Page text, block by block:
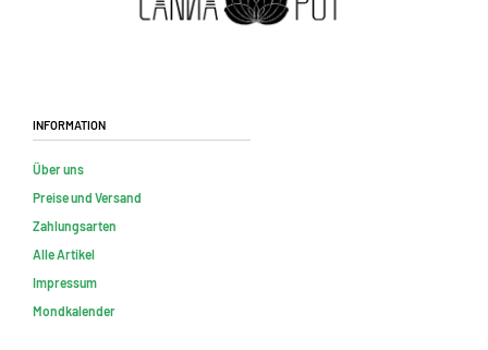
Information
Über uns
Preise und Versand
Zahlungsarten
Alle Artikel
Impressum
Mondkalender